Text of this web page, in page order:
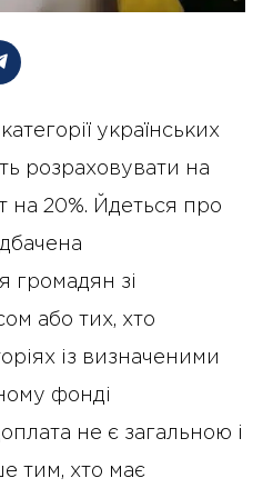
українських
розраховувати на
на 20%. Йдеться про
громадян зі
або тих, хто
із визначеними
фонді
не є загальною і
тим, хто має